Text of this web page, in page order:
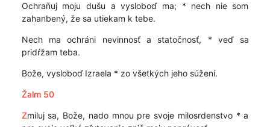
Ochraňuj moju dušu a vysloboď ma; * nech nie som
zahanbený, že sa utiekam k tebe.
Nech ma ochráni nevinnosť a statočnosť, * veď sa
pridŕžam teba.
Bože, vysloboď Izraela * zo všetkých jeho súžení.
Žalm 50
Zmiluj sa, Bože, nado mnou pre svoje milosrdenstvo * a